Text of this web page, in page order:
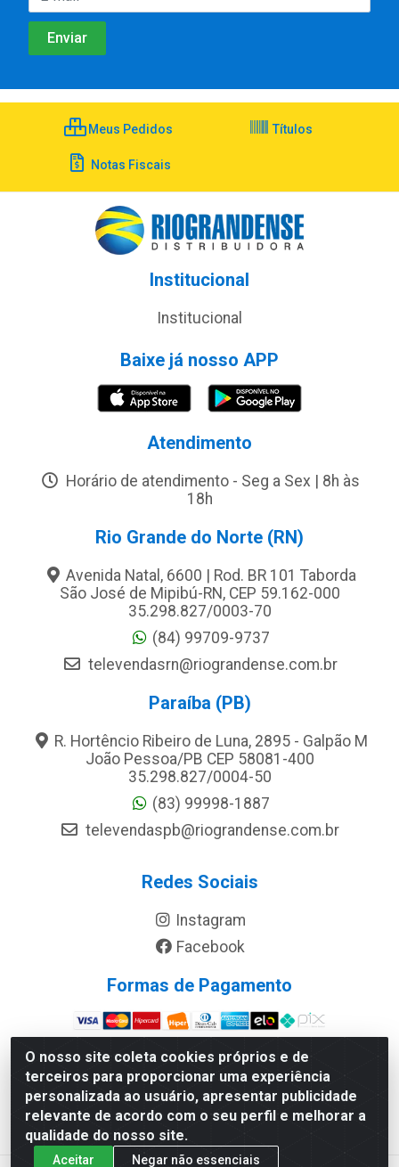
O nosso site coleta cookies próprios e de
terceiros para proporcionar uma experiência
personalizada ao usuário, apresentar publicidade
relevante de acordo com o seu perfil e melhorar a
qualidade do nosso site.
Aceitar Negar não essenciais
Meus Pedidos Títulos
Notas Fiscais
Institucional
Institucional
Baixe já nosso APP
Atendimento
Horário de atendimento - Seg a Sex | 8h às
18h
Rio Grande do Norte (RN)
Avenida Natal, 6600 | Rod. BR 101 Taborda
São José de Mipibú-RN, CEP 59.162-000
35.298.827/0003-70
(84) 99709-9737
televendasrn@riograndense.com.br
Paraíba (PB)
R. Hortêncio Ribeiro de Luna, 2895 - Galpão M
João Pessoa/PB CEP 58081-400
35.298.827/0004-50
(83) 99998-1887
televendaspb@riograndense.com.br
Redes Sociais
Instagram
Facebook
Formas de Pagamento
Site Seguro